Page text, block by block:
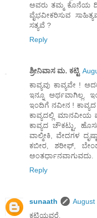
ಅವರು ತಮ್ಮ ಕೊನೆಯ
ವೈಭವೀಕರಿಸುವ
ಸತ್ಯವೆ ?
Reply
ಶ್ರೀನಿವಾಸ ಮ. ಕಟ್ಟಿ
ಕಾವ್ಯವು ಕಾವ್ಯವೇ !
ಇನ್ನೂ ಅರ್ಥವಾಗಿಲ್ಲ.
ಇಂದಿಗೆ ನವೀನ !
ಕಾವ್ಯದಲ್ಲಿ ಮಾನವೀಯ
ಕಾವ್ಯದ ಚೌಕಟ್ಟು,
ವಾಲ್ಮೀಕಿ, ವೇದಗಳ
ಕಬೀರ, ಶರೀಫ್,
ಅಂತರ್ಧಾನವಾಗುವದು.
Reply
sunaath
August
ಕಟ್ಟಿಯವರೆ,